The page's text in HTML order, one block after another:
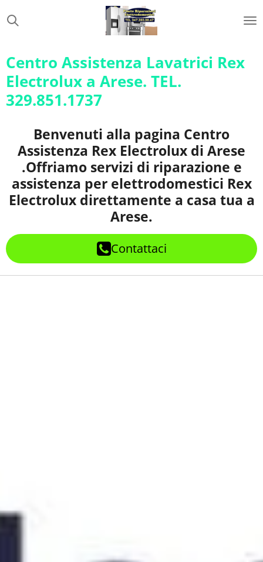
al
Centro Assistenza Lavatrici Rex
Electrolux a Arese. TEL.
329.851.1737
Benvenuti alla pagina Centro
Assistenza Rex Electrolux di Arese
.Offriamo servizi di riparazione e
assistenza per elettrodomestici Rex
Electrolux direttamente a casa tua a
Arese.
Contattaci